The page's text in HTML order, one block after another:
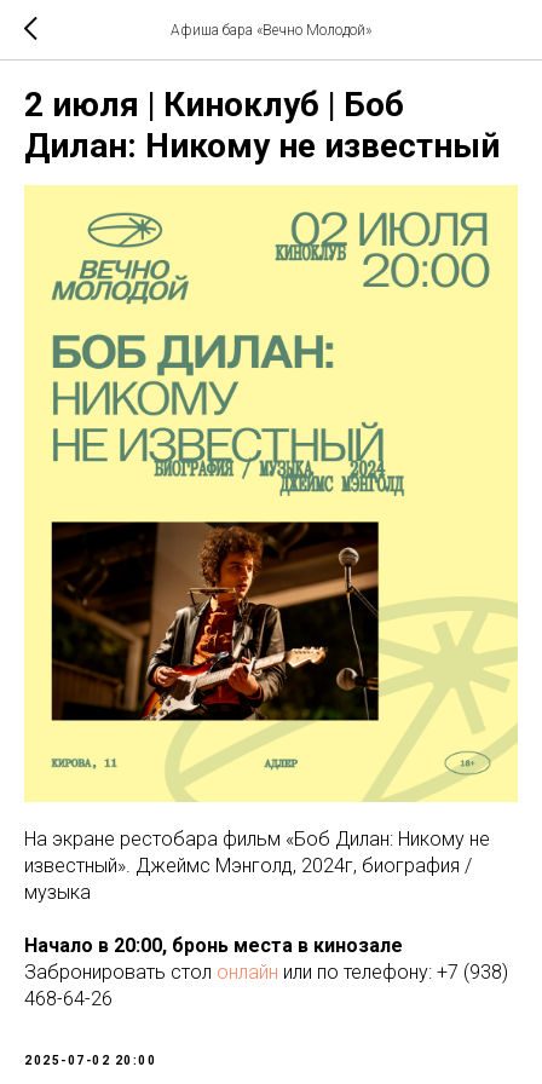
Афиша бара «Вечно Молодой»
2 июля | Киноклуб | Боб
Дилан: Никому не известный
На экране рестобара фильм «Боб Дилан: Никому не
известный». Джеймс Мэнголд, 2024г, биография /
музыка
Начало в 20:00, бронь места в кинозале
Забронировать стол онлайн или по телефону: +7 (938)
468-64-26
2025-07-02 20:00